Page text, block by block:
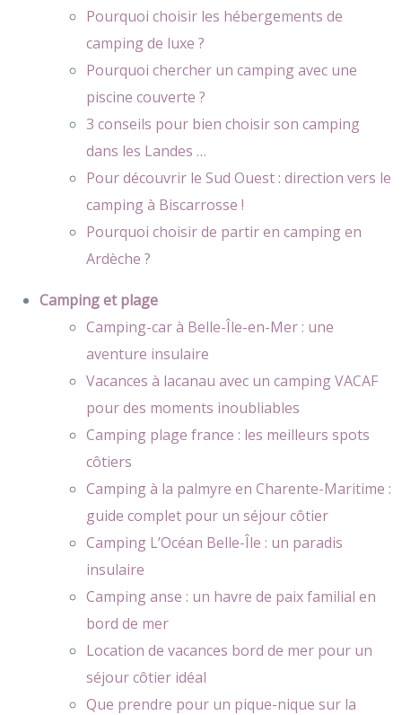
Pourquoi choisir les hébergements de
camping de luxe ?
Pourquoi chercher un camping avec une
piscine couverte ?
3 conseils pour bien choisir son camping
dans les Landes …
Pour découvrir le Sud Ouest : direction vers le
camping à Biscarrosse !
Pourquoi choisir de partir en camping en
Ardèche ?
Camping et plage
Camping-car à Belle-Île-en-Mer : une
aventure insulaire
Vacances à lacanau avec un camping VACAF
pour des moments inoubliables
Camping plage france : les meilleurs spots
côtiers
Camping à la palmyre en Charente-Maritime :
guide complet pour un séjour côtier
Camping L’Océan Belle-Île : un paradis
insulaire
Camping anse : un havre de paix familial en
bord de mer
Location de vacances bord de mer pour un
séjour côtier idéal
Que prendre pour un pique-nique sur la